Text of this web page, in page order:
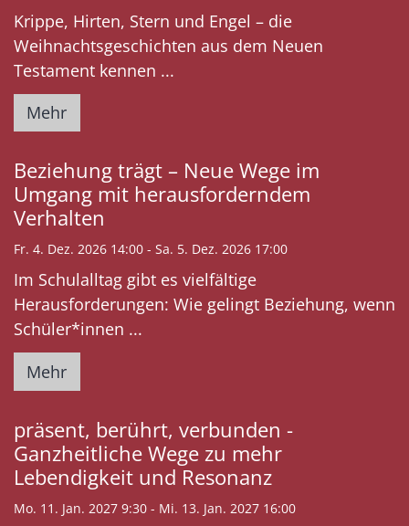
Krippe, Hirten, Stern und Engel – die
Weihnachtsgeschichten aus dem Neuen
Testament kennen ...
Mehr
Beziehung trägt – Neue Wege im
Umgang mit herausforderndem
Verhalten
Fr. 4. Dez. 2026 14:00 - Sa. 5. Dez. 2026 17:00
Im Schulalltag gibt es vielfältige
Herausforderungen: Wie gelingt Beziehung, wenn
Schüler*innen ...
Mehr
präsent, berührt, verbunden -
Ganzheitliche Wege zu mehr
Lebendigkeit und Resonanz
Mo. 11. Jan. 2027 9:30 - Mi. 13. Jan. 2027 16:00